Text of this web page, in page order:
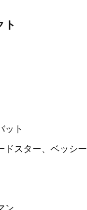
ト
ット
ドスター、ベッシー